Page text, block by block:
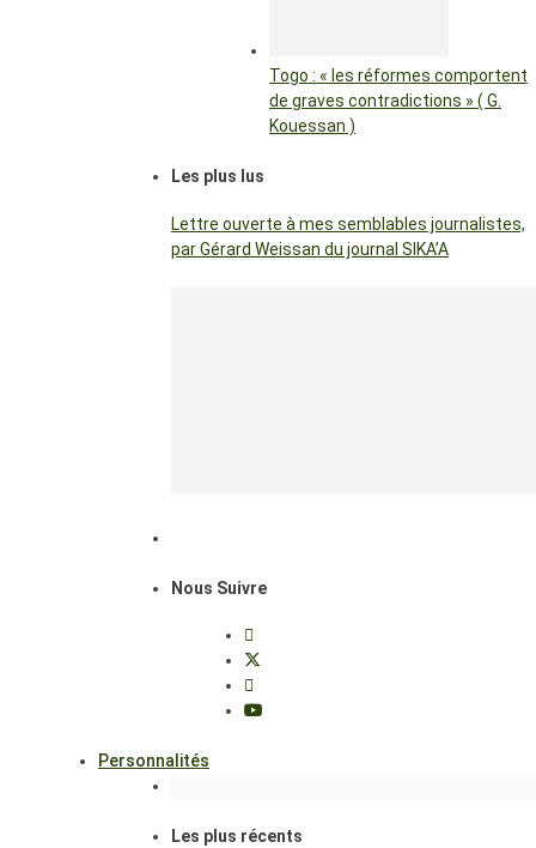
Togo : « les réformes comportent
de graves contradictions » ( G.
Kouessan )
Les plus lus
Lettre ouverte à mes semblables journalistes,
par Gérard Weissan du journal SIKA’A
Nous Suivre
Personnalités
Les plus récents